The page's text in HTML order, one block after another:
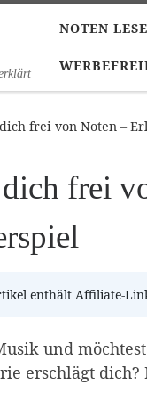
NOTEN
frei von Noten –
frei
enthält Affiliate-
und
erschlägt